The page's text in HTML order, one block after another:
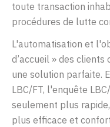
toute transaction
procédures de lutte
L'automatisation et
d’accueil » des
une solution parfaite.
LBC/FT, l'enquête
seulement plus
plus efficace et